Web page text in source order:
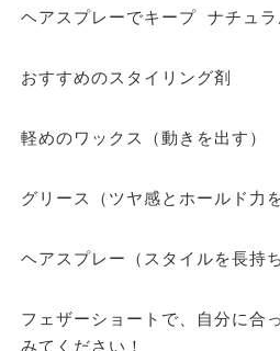
ヘアスプレーでキープ ナチュラ
おすすめのスタイリング剤
軽めのワックス（動きを出す）
グリース（ツヤ感とホールド力
ヘアスプレー（スタイルを長持
フェザーショートで、自分に合
みてください！